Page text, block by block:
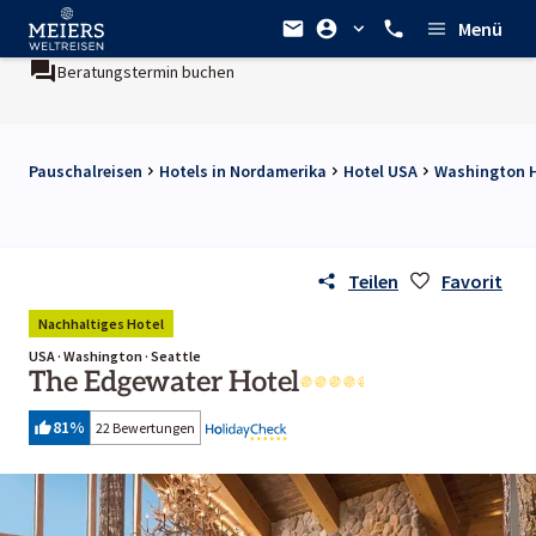
Menü
Beratungstermin buchen
Pauschalreisen Hotels in Nordamerika Hotel USA Washington
Teilen Favorit
Nachhaltiges Hotel
USA · Washington · Seattle
The Edgewater Hotel
81% 22 Bewertungen